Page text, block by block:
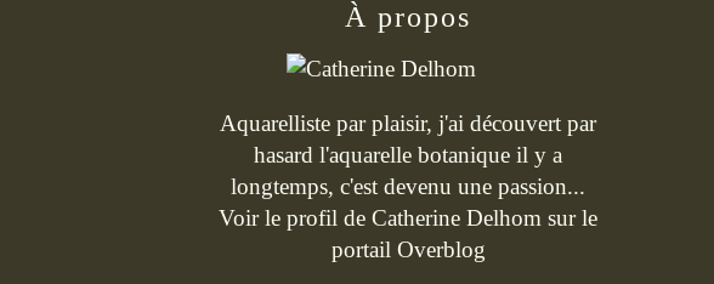
À propos
Aquarelliste par plaisir, j'ai découvert par
hasard l'aquarelle botanique il y a
longtemps, c'est devenu une passion...
Voir le profil de Catherine Delhom sur le
portail Overblog